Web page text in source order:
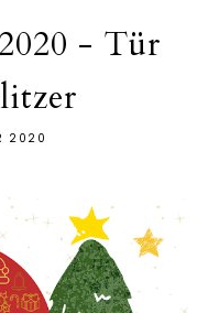
- Tür
2020